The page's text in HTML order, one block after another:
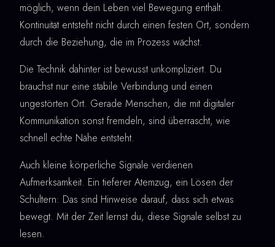
möglich, wenn dein Leben viel Bewegung enthält.
Kontinuität entsteht nicht durch einen festen Ort, sondern
durch die Beziehung, die im Prozess wächst.
Die Technik dahinter ist bewusst unkompliziert. Du
brauchst nur eine stabile Verbindung und einen
ungestörten Ort. Gerade Menschen, die mit digitaler
Kommunikation sonst fremdeln, sind überrascht, wie
schnell echte Nähe entsteht.
Auch kleine körperliche Signale verdienen
Aufmerksamkeit. Ein tieferer Atemzug, ein Lösen der
Schultern: Das sind Hinweise darauf, dass sich etwas
bewegt. Mit der Zeit lernst du, diese Signale selbst zu
lesen.